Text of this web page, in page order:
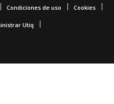
Condiciones de uso Cookies
Utiq